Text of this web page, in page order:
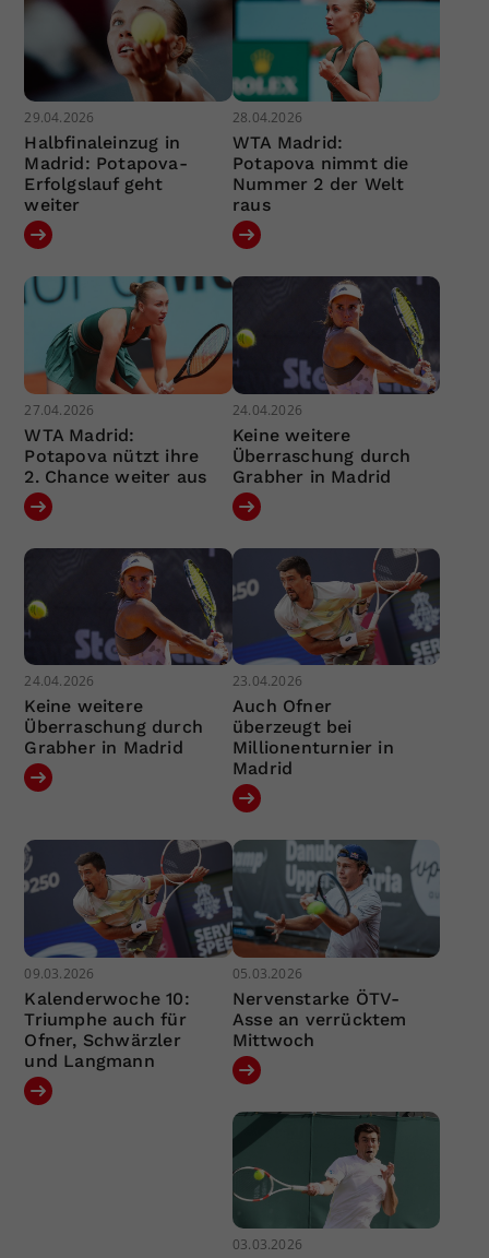
29.04.2026
Halbfinaleinzug in
Madrid: Potapova-
Erfolgslauf geht
weiter
28.04.2026
WTA Madrid:
Potapova nimmt die
Nummer 2 der Welt
raus
27.04.2026
WTA Madrid:
Potapova nützt ihre
2. Chance weiter aus
24.04.2026
Keine weitere
Überraschung durch
Grabher in Madrid
24.04.2026
Keine weitere
Überraschung durch
Grabher in Madrid
23.04.2026
Auch Ofner
überzeugt bei
Millionenturnier in
Madrid
09.03.2026
Kalenderwoche 10:
Triumphe auch für
Ofner, Schwärzler
und Langmann
05.03.2026
Nervenstarke ÖTV-
Asse an verrücktem
Mittwoch
03.03.2026